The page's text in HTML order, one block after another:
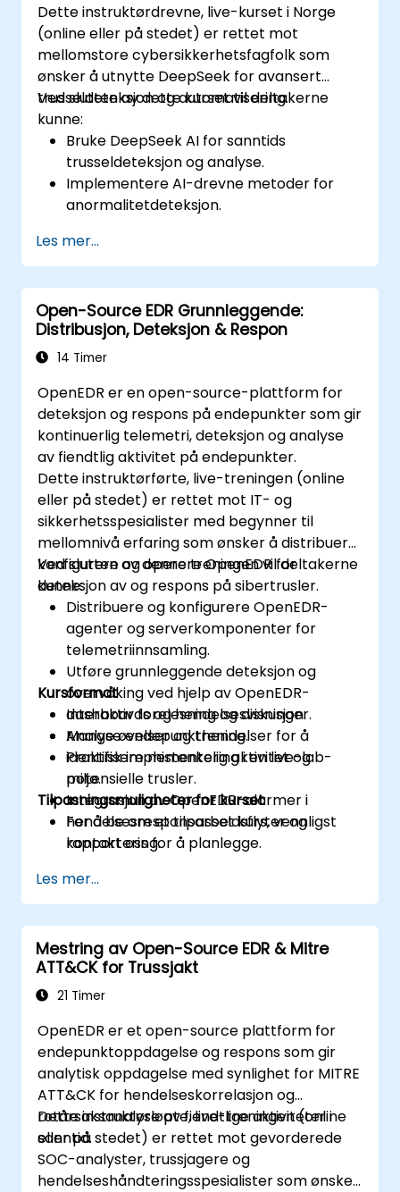
Dette instruktørdrevne, live-kurset i Norge
(online eller på stedet) er rettet mot
mellomstore cybersikkerhetsfagfolk som
ønsker å utnytte DeepSeek for avansert
trusseldeteksjon og automatisering.
Ved slutten av dette kurset vil deltakerne
kunne:
Bruke DeepSeek AI for sanntids
trusseldeteksjon og analyse.
Implementere AI-drevne metoder for
anormalitetdeteksjon.
respons ved hjelp av DeepSeek.
Integrere DeepSeek i eksisterende
cybersikkerhetsrammeverk.
Les mer...
Open-Source EDR Grunnleggende:
Distribusjon, Deteksjon & Respon
14 Timer
OpenEDR er en open-source-plattform for
deteksjon og respons på endepunkter som gir
kontinuerlig telemetri, deteksjon og analyse
av fiendtlig aktivitet på endepunkter.
Dette instruktørførte, live-treningen (online
eller på stedet) er rettet mot IT- og
sikkerhetsspesialister med begynner til
mellomnivå erfaring som ønsker å distribuere,
konfigurere og operere OpenEDR for
deteksjon av og respons på sibertrusler.
Ved slutten av denne treningen vil deltakerne
kunne:
Distribuere og konfigurere OpenEDR-
agenter og serverkomponenter for
telemetriinnsamling.
Utføre grunnleggende deteksjon og
overvåking ved hjelp av OpenEDR-
dashboards og hendelsesvisninger.
Analyse endepunkthendelser for å
identifisere mistenkelig aktivitet og
potensielle trusler.
Integrasjon av OpenEDR-alarmer i
hendelsesresponsarbeidsflyter og
rapportering.
Kursformat
Interaktiv forelesning og diskusjon.
Mange øvelser og trening.
Praktisk implementering i en live-lab-
miljø.
Tilpasningsmuligheter for kurset
For å be om et tilpasset kurs, vennligst
kontakt oss for å planlegge.
Les mer...
Mestring av Open-Source EDR & Mitre
ATT&CK for Trussjakt
21 Timer
OpenEDR er et open-source plattform for
endepunktoppdagelse og respons som gir
analytisk oppdagelse med synlighet for MITRE
ATT&CK for hendelseskorrelasjon og
rotårsaksanalyse av fiendtlige aktiviteter i
sanntid.
Dette instruktørløpte, live-treningen (online
eller på stedet) er rettet mot gevorderede
SOC-analyster, trussjagere og
hendelseshåndteringsspesialister som ønsker